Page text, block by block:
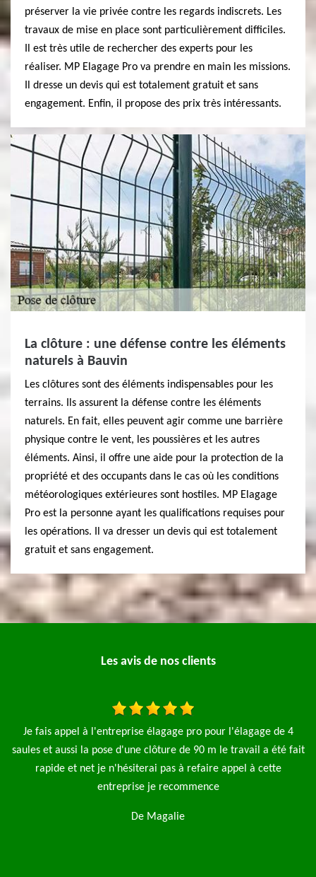
préserver la vie privée contre les regards indiscrets. Les
travaux de mise en place sont particulièrement difficiles.
Il est très utile de rechercher des experts pour les
réaliser. MP Elagage Pro va prendre en main les missions.
Il dresse un devis qui est totalement gratuit et sans
engagement. Enfin, il propose des prix très intéressants.
La clôture : une défense contre les éléments
naturels à Bauvin
Les clôtures sont des éléments indispensables pour les
terrains. Ils assurent la défense contre les éléments
naturels. En fait, elles peuvent agir comme une barrière
physique contre le vent, les poussières et les autres
éléments. Ainsi, il offre une aide pour la protection de la
propriété et des occupants dans le cas où les conditions
météorologiques extérieures sont hostiles. MP Elagage
Pro est la personne ayant les qualifications requises pour
les opérations. Il va dresser un devis qui est totalement
gratuit et sans engagement.
Les avis de nos clients
fait
Bonjour je mets cet avis suite à l'intervention de l'entreprise
élagage pro pour un élagage complet de 3 saule pleureur avec
l'évacuation des déchets je tiens à préciser très belle finition à
la fin du travail au niveau du ramassage et des petits détails je